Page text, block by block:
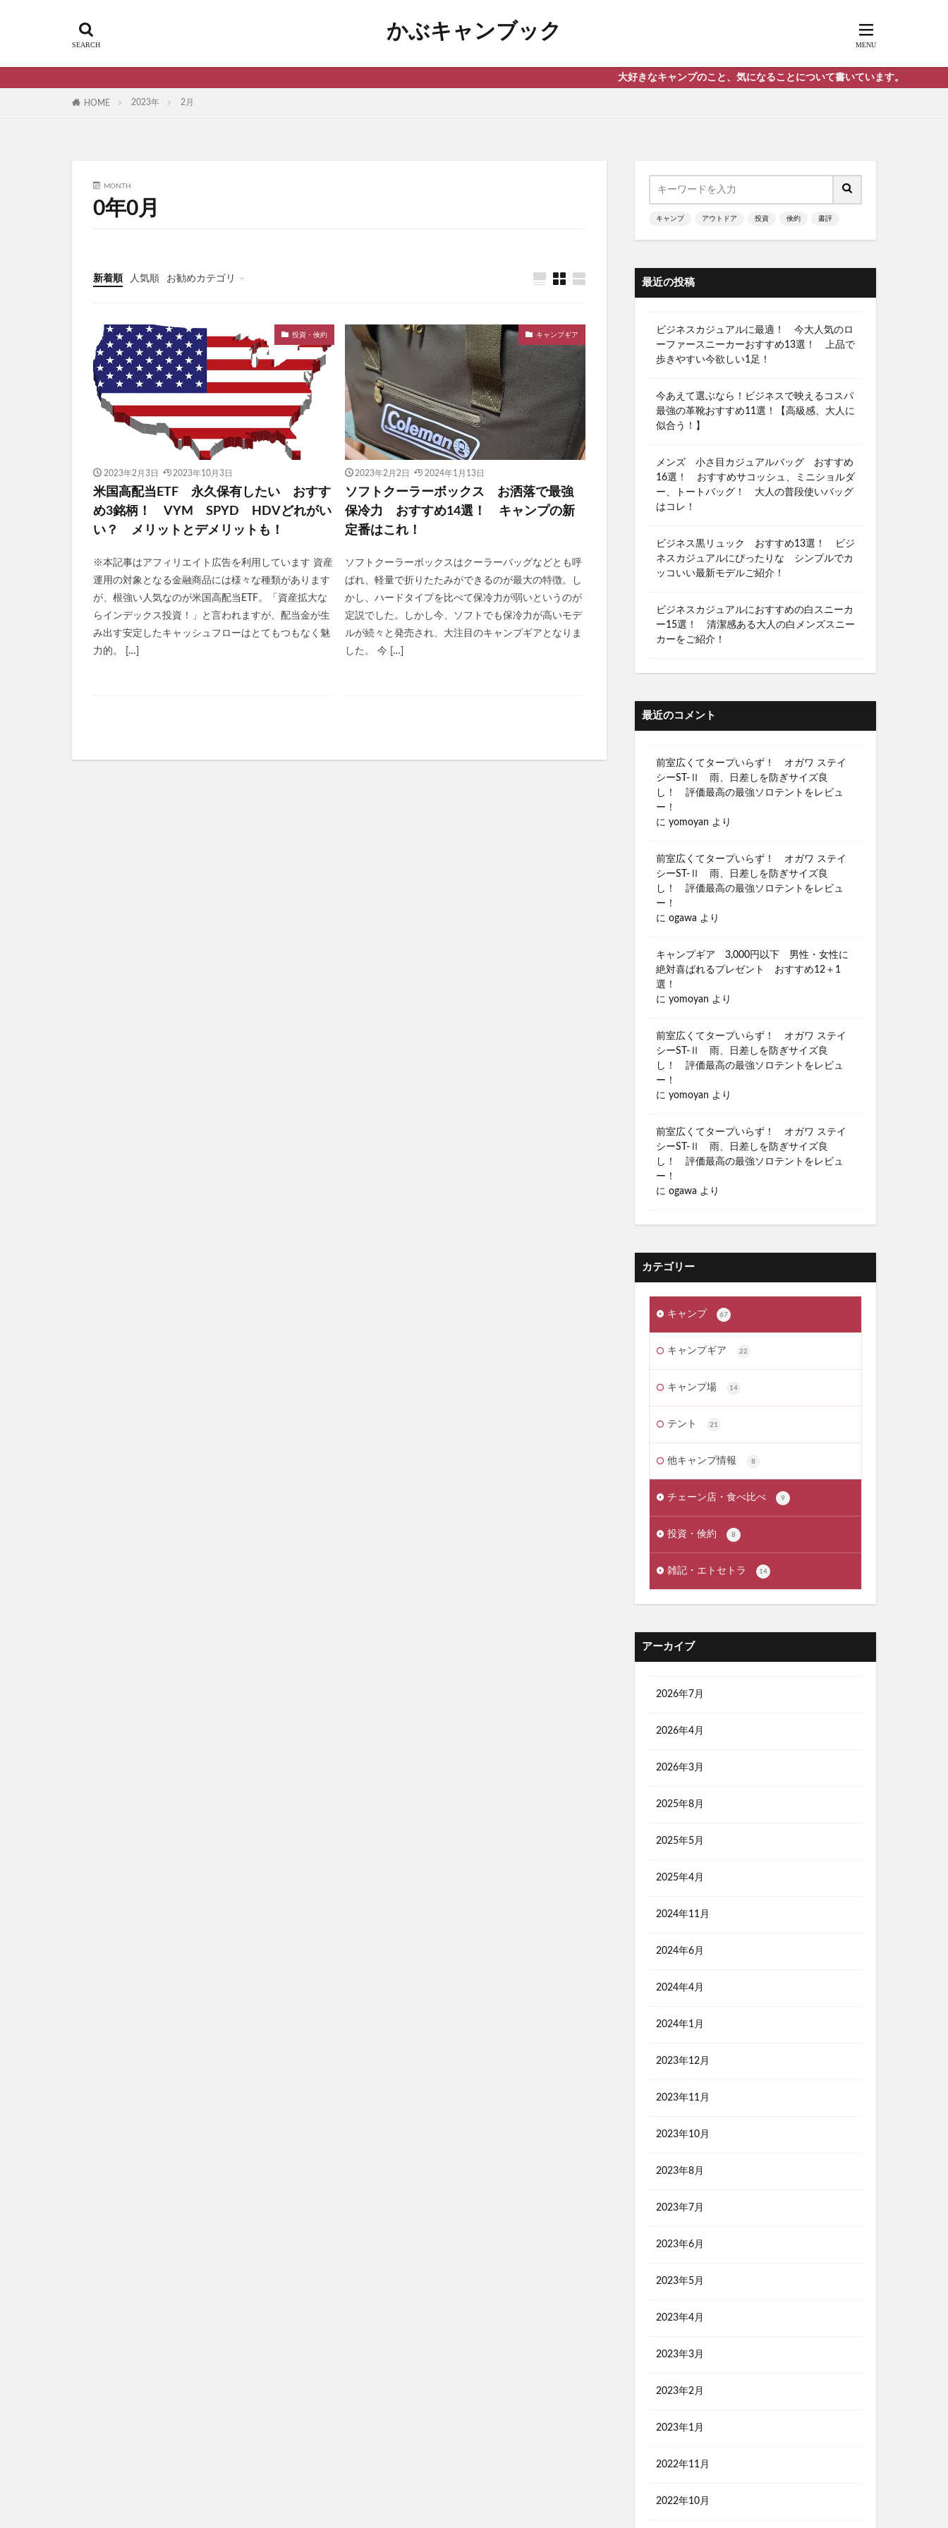
かぶキャンブック
大好きなキャンプのこと、気になることについて書いています。
HOME 2023年 2月
MONTH
0年0月
新着順 人気順 お勧めカテゴリ
雑記・エトセトラ
投資・倹約
2023年2月3日 2023年10月3日
米国高配当ETF 永久保有したい おすす
め3銘柄！ VYM SPYD HDVどれがい
い？ メリットとデメリットも！
※本記事はアフィリエイト広告を利用しています 資産
運用の対象となる金融商品には様々な種類があります
が、根強い人気なのが米国高配当ETF。「資産拡大な
らインデックス投資！」と言われますが、配当金が生
み出す安定したキャッシュフローはとてもつもなく魅
力的。 […]
キャンプギア
2023年2月2日 2024年1月13日
ソフトクーラーボックス お洒落で最強
保冷力 おすすめ14選！ キャンプの新
定番はこれ！
ソフトクーラーボックスはクーラーバッグなどとも呼
ばれ、軽量で折りたたみができるのが最大の特徴。し
かし、ハードタイプを比べて保冷力が弱いというのが
定説でした。しかし今、ソフトでも保冷力が高いモデ
ルが続々と発売され、大注目のキャンプギアとなりま
した。 今 […]
キャンプ アウトドア 投資 倹約 書評
最近の投稿
ビジネスカジュアルに最適！ 今大人気のロ
ーファースニーカーおすすめ13選！ 上品で
歩きやすい今欲しい1足！
今あえて選ぶなら！ビジネスで映えるコスパ
最強の革靴おすすめ11選！【高級感、大人に
似合う！】
メンズ 小さ目カジュアルバッグ おすすめ
16選！ おすすめサコッシュ、ミニショルダ
ー、トートバッグ！ 大人の普段使いバッグ
はコレ！
ビジネス黒リュック おすすめ13選！ ビジ
ネスカジュアルにぴったりな シンプルでカ
ッコいい最新モデルご紹介！
ビジネスカジュアルにおすすめの白スニーカ
ー15選！ 清潔感ある大人の白メンズスニー
カーをご紹介！
最近のコメント
前室広くてタープいらず！ オガワ ステイ
シーST-Ⅱ 雨、日差しを防ぎサイズ良
し！ 評価最高の最強ソロテントをレビュ
ー！
に yomoyan より
前室広くてタープいらず！ オガワ ステイ
シーST-Ⅱ 雨、日差しを防ぎサイズ良
し！ 評価最高の最強ソロテントをレビュ
ー！
に ogawa より
キャンプギア 3,000円以下 男性・女性に
絶対喜ばれるプレゼント おすすめ12＋1
選！
に yomoyan より
前室広くてタープいらず！ オガワ ステイ
シーST-Ⅱ 雨、日差しを防ぎサイズ良
し！ 評価最高の最強ソロテントをレビュ
ー！
に yomoyan より
前室広くてタープいらず！ オガワ ステイ
シーST-Ⅱ 雨、日差しを防ぎサイズ良
し！ 評価最高の最強ソロテントをレビュ
ー！
に ogawa より
カテゴリー
キャンプ 67
キャンプギア 22
キャンプ場 14
テント 21
他キャンプ情報 8
チェーン店・食べ比べ 9
投資・倹約 8
雑記・エトセトラ 14
アーカイブ
2026年7月
2026年4月
2026年3月
2025年8月
2025年5月
2025年4月
2024年11月
2024年6月
2024年4月
2024年1月
2023年12月
2023年11月
2023年10月
2023年8月
2023年7月
2023年6月
2023年5月
2023年4月
2023年3月
2023年2月
2023年1月
2022年11月
2022年10月